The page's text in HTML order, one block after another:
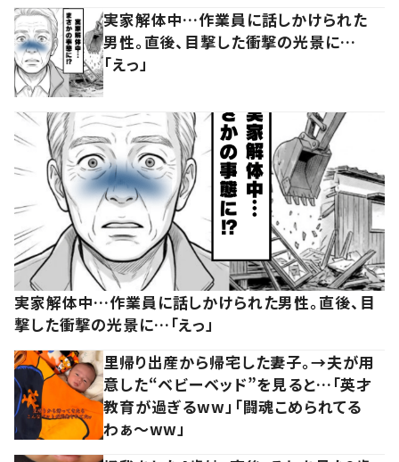
実家解体中…作業員に話しかけられた
男性。直後、目撃した衝撃の光景に…
「えっ」
実家解体中…作業員に話しかけられた男性。直後、目
撃した衝撃の光景に…「えっ」
里帰り出産から帰宅した妻子。→夫が用
意した“ベビーベッド”を見ると…「英才
教育が過ぎるww」「闘魂こめられてる
わぁ～ww」